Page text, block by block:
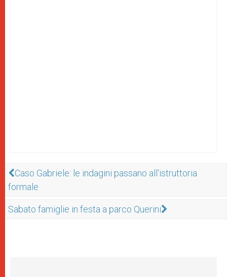
Caso Gabriele: le indagini passano all'istruttoria
formale
Sabato famiglie in festa a parco Querini